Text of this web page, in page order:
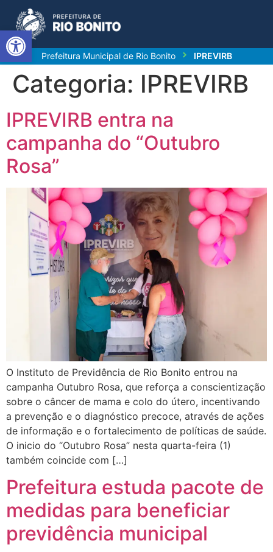
Abrir a barra de ferramentas
Prefeitura Municipal de Rio Bonito IPREVIRB
Categoria: IPREVIRB
IPREVIRB entra na
campanha do “Outubro
Rosa”
O Instituto de Previdência de Rio Bonito entrou na
campanha Outubro Rosa, que reforça a conscientização
sobre o câncer de mama e colo do útero, incentivando
a prevenção e o diagnóstico precoce, através de ações
de informação e o fortalecimento de políticas de saúde.
O inicio do “Outubro Rosa” nesta quarta-feira (1)
também coincide com […]
Prefeitura estuda pacote de
medidas para beneficiar
previdência municipal